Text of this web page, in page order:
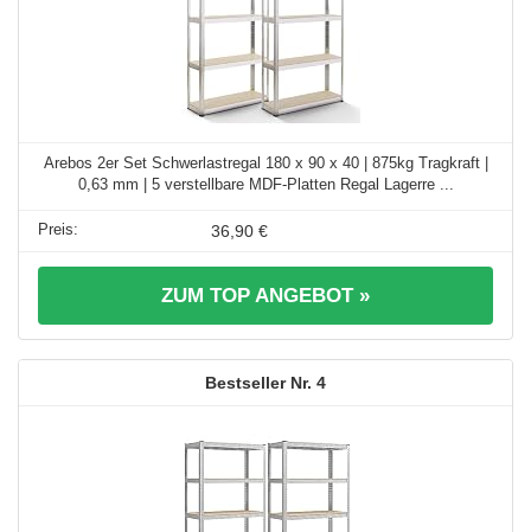
Arebos 2er Set Schwerlastregal 180 x 90 x 40 | 875kg Tragkraft |
0,63 mm | 5 verstellbare MDF-Platten Regal Lagerre ...
36,90 €
ZUM TOP ANGEBOT »
4